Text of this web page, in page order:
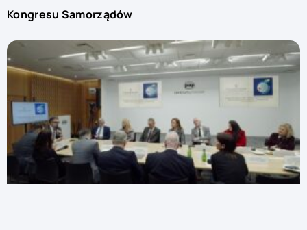
Kongresu Samorządów